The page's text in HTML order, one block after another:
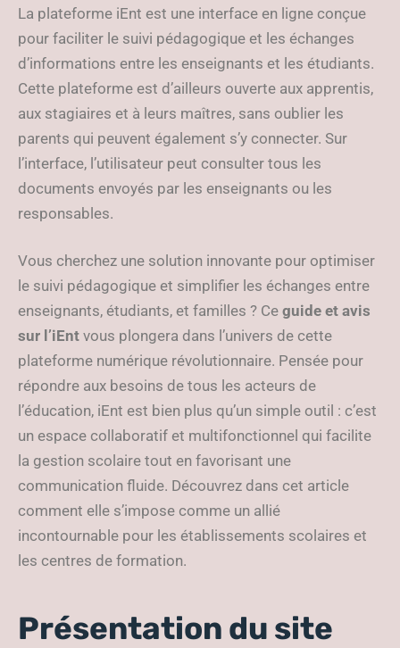
La plateforme iEnt est une interface en ligne conçue
pour faciliter le suivi pédagogique et les échanges
d’informations entre les enseignants et les étudiants.
Cette plateforme est d’ailleurs ouverte aux apprentis,
aux stagiaires et à leurs maîtres, sans oublier les
parents qui peuvent également s’y connecter. Sur
l’interface, l’utilisateur peut consulter tous les
documents envoyés par les enseignants ou les
responsables.
Vous cherchez une solution innovante pour optimiser
le suivi pédagogique et simplifier les échanges entre
enseignants, étudiants, et familles ? Ce guide et avis
sur l’iEnt vous plongera dans l’univers de cette
plateforme numérique révolutionnaire. Pensée pour
répondre aux besoins de tous les acteurs de
l’éducation, iEnt est bien plus qu’un simple outil : c’est
un espace collaboratif et multifonctionnel qui facilite
la gestion scolaire tout en favorisant une
communication fluide. Découvrez dans cet article
comment elle s’impose comme un allié
incontournable pour les établissements scolaires et
les centres de formation.
Présentation du site